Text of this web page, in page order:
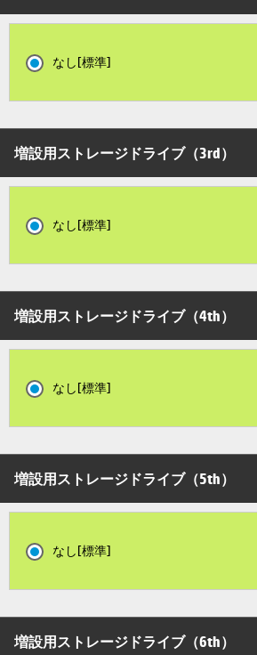
なし[標準]
増設用ストレージドライブ（3rd）
なし[標準]
増設用ストレージドライブ（4th）
なし[標準]
増設用ストレージドライブ（5th）
なし[標準]
増設用ストレージドライブ（6th）